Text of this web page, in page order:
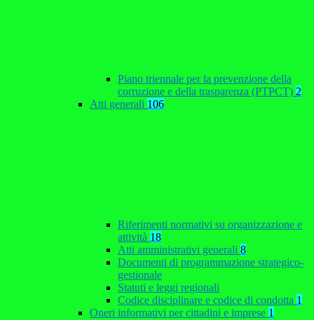
Piano triennale per la prevenzione della
corruzione e della trasparenza (PTPCT) 2
Atti generali 106
Riferimenti normativi su organizzazione e
attività 18
Atti amministrativi generali 8
Documenti di programmazione strategico-
gestionale
Statuti e leggi regionali
Codice disciplinare e codice di condotta 1
Oneri informativi per cittadini e imprese 1